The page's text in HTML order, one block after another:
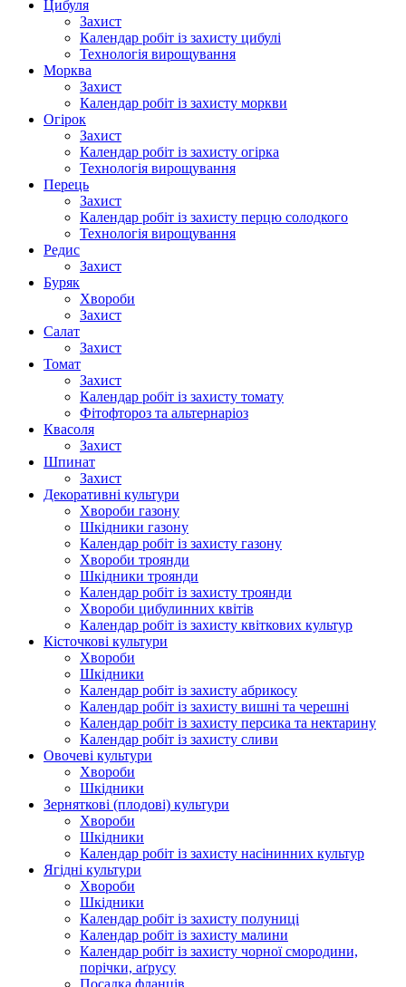
Цибуля
Захист
Календар робіт із захисту цибулі
Технологія вирощування
Морква
Захист
Календар робіт із захисту моркви
Огірок
Захист
Календар робіт із захисту огірка
Технологія вирощування
Перець
Захист
Календар робіт із захисту перцю солодкого
Технологія вирощування
Редис
Захист
Буряк
Хвороби
Захист
Салат
Захист
Томат
Захист
Календар робіт із захисту томату
Фітофтороз та альтернаріоз
Квасоля
Захист
Шпинат
Захист
Декоративні культури
Хвороби газону
Шкідники газону
Календар робіт із захисту газону
Хвороби троянди
Шкідники троянди
Календар робіт із захисту троянди
Хвороби цибулинних квітів
Календар робіт із захисту квіткових культур
Кісточкові культури
Хвороби
Шкідники
Календар робіт із захисту абрикосу
Календар робіт із захисту вишні та черешні
Календар робіт із захисту персика та нектарину
Календар робіт із захисту сливи
Овочеві культури
Хвороби
Шкідники
Зерняткові (плодові) культури
Хвороби
Шкідники
Календар робіт із захисту насінинних культур
Ягідні культури
Хвороби
Шкідники
Календар робіт із захисту полуниці
Календар робіт із захисту малини
Календар робіт із захисту чорної смородини,
порічки, аґрусу
Посадка фланців